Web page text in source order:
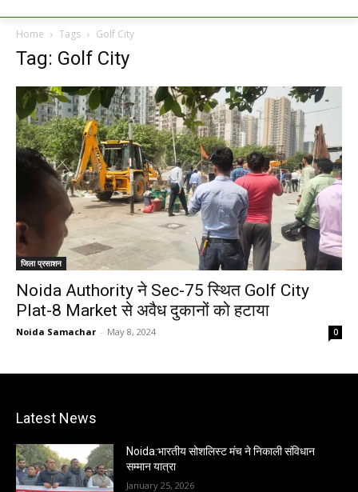
Home Tags Golf City
Tag: Golf City
जिला प्रसाशन
Noida Authority ने Sec-75 स्थित Golf City
Plat-8 Market से अवैध दुकानों को हटाया
Noida Samachar - May 8, 2024 0
Latest News
Noida:भारतीय सोशलिस्ट मंच ने निकाली संविधान
सम्मान यात्रा
January 25, 2026